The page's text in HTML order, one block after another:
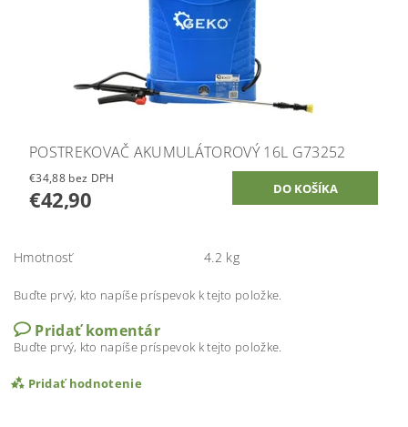
POSTREKOVAČ AKUMULÁTOROVÝ 16L G73252
€34,88 bez DPH
€42,90
Hmotnosť 4.2 kg
Buďte prvý, kto napíše príspevok k tejto položke.
Pridať komentár
Buďte prvý, kto napíše príspevok k tejto položke.
Pridať hodnotenie